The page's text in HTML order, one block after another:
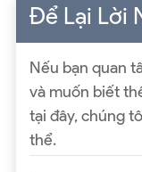
Để Lại Lời
Nếu bạn quan
và muốn biết
tại đây, chúng
thể.